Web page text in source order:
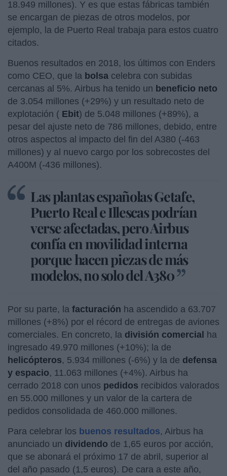
18.949 millones). Y es que estas fábricas también
se encargan de piezas de otros modelos, por
ejemplo, la de Puerto Real trabaja para estos cuatro
citados.
Buenos resultados en 2018, los últimos con Enders
como CEO, que la bolsa celebra con subidas
cercanas al 5%. Airbus ha tenido un beneficio neto
de 3.054 millones (+29%) y un resultado neto de
explotación ( Ebit) de 5.048 millones (+89%), a
pesar del ajuste neto de 786 millones, debido, entre
otros aspectos al impacto del fin del A380 (-463
millones) y al nuevo cargo por los sobrecostes del
A400M (-436 millones).
Las plantas españolas Getafe,
Puerto Real e Illescas podrían
verse afectadas, pero Airbus
confía en movilidad interna
porque hacen piezas de más
modelos, no solo del A380
Por su parte, la facturación ha ascendido a 63.707
millones (+8%) por el récord de entregas de aviones
comerciales. En concreto, la división comercial ha
ingresado 49.970 millones (+10%); la de
helicópteros, 5.934 millones (-6%) y la de defensa
y espacio, 11.063 millones (+4%). Airbus ha
cerrado 2018 con unos pedidos recibidos valorados
en 55.000 millones y un valor de la cartera de
pedidos consolidada de 460.000 millones.
Para celebrar los buenos resultados, Airbus ha
anunciado un dividendo de 1,65 euros por acción,
que se abonará el próximo 17 de abril, superior al
del año pasado (1,5 euros). De cara a este año,